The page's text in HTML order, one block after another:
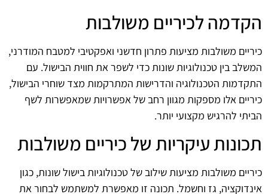
הקדמה לכיריים משולבות
כיריים משולבות מציעות פתרון חדשני ואפקטיבי למטבח המודרני,
המשלב בין טכנולוגיות שונות כדי לשפר את חווית הבישול. עם
התקדמות הטכנולוגיה והדרישות המתרקמות מצד שוחרי הבישול,
כיריים אלו מספקות מגוון רחב של אפשרויות שמאפשרות לשף
הביתי להרגיש מקצועי יותר.
תכונות עיקריות של כיריים משולבות
כיריים משולבות מציעות שילוב של טכנולוגיות בישול שונות, כגון
אינדוקציה, גז וחשמל. תכונה זו מאפשרת למשתמש לבחור את